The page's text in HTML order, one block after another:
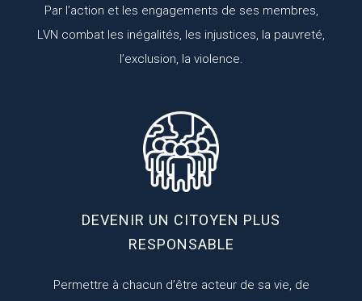
Par l’action et les engagements de ses membres,
LVN combat les inégalités, les injustices, la pauvreté,
l’exclusion, la violence.
DEVENIR UN CITOYEN PLUS
RESPONSABLE
Permettre à chacun d’être acteur de sa vie, de